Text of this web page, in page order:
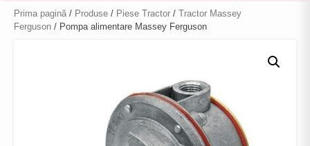
Prima pagină / Produse / Piese Tractor / Tractor Massey
Ferguson / Pompa alimentare Massey Ferguson